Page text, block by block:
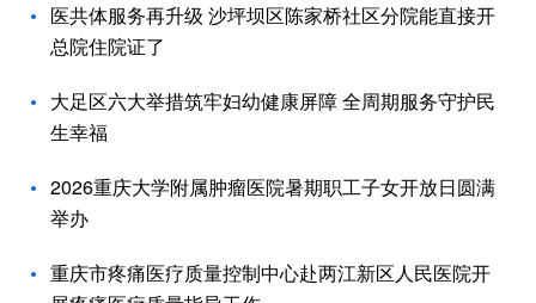
医共体服务再升级 沙坪坝区陈家桥社区分院能直接开
总院住院证了
大足区六大举措筑牢妇幼健康屏障 全周期服务守护民
生幸福
2026重庆大学附属肿瘤医院暑期职工子女开放日圆满
举办
重庆市疼痛医疗质量控制中心赴两江新区人民医院开